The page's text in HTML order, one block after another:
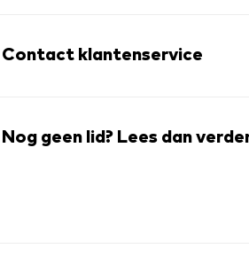
Contact klantenservice
Nog geen lid? Lees dan